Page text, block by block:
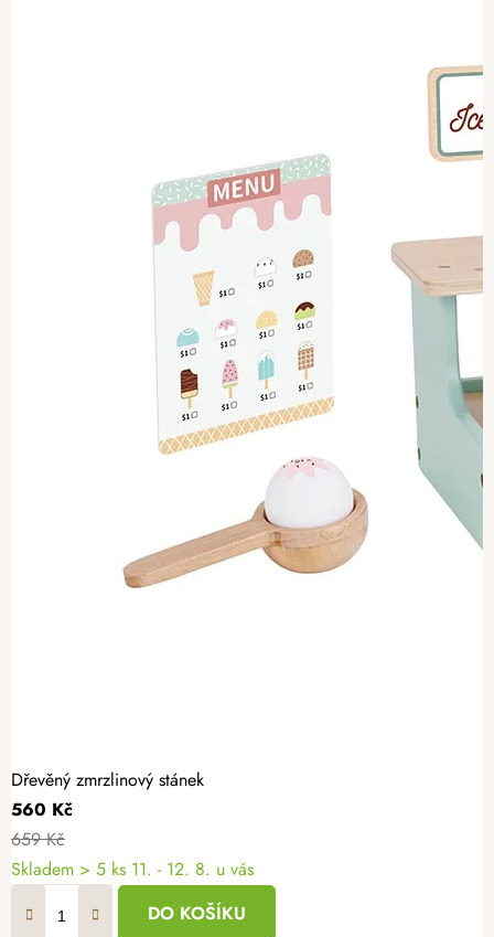
Dřevěný zmrzlinový stánek
560 Kč
659 Kč
Skladem > 5 ks 11. - 12. 8. u vás
DO KOŠÍKU